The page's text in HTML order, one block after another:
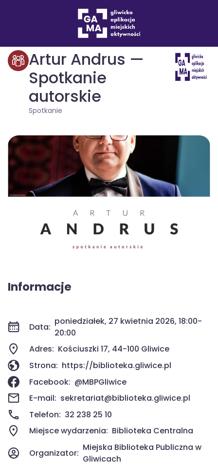
Spotkanie drukuj
Artur Andrus —
Spotkanie
autorskie
Spotkanie
Informacje
Data:
poniedziałek, 27 kwietnia 2026, 18:00-
20:00
Adres: Kościuszki 17, 44-100 Gliwice
Strona: https://biblioteka.gliwice.pl
Facebook: @MBPGliwice
E-mail: sekretariat@biblioteka.gliwice.pl
Telefon: 32 238 25 10
Miejsce wydarzenia: Biblioteka Centralna
Organizator:
Miejska Biblioteka Publiczna w
Gliwicach